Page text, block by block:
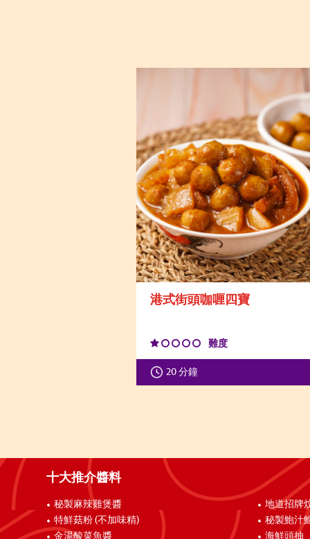
港式街頭咖喱四寶
難度
20 分鐘
十大推介醬料
秘製麻辣雞煲醬
特鮮菇粉 (不加味精)
金湯酸菜魚醬
地道招牌
秘製鮑汁
海鮮頭抽